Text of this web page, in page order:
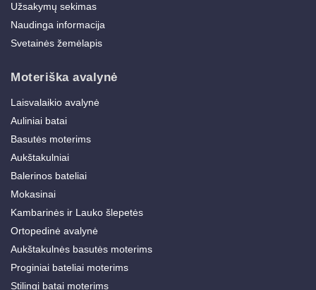
Užsakymų sekimas
Naudinga informacija
Svetainės žemėlapis
Moteriška avalynė
Laisvalaikio avalynė
Auliniai batai
Basutės moterims
Aukštakulniai
Balerinos bateliai
Mokasinai
Kambarinės ir Lauko šlepetės
Ortopedinė avalynė
Aukštakulnės basutės moterims
Proginiai bateliai moterims
Stilingi batai moterims